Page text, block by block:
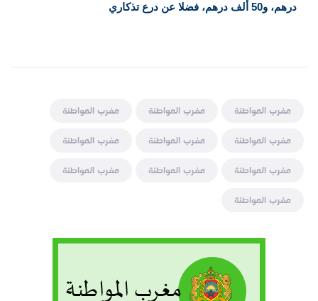
درهم، و50 ألف درهم، فضلا عن درع تذكاري
مغرب المواطنة مغرب المواطنة
مغرب المواطنة
مغرب المواطنة
مغرب المواطنة
مغرب المواطنة
مغرب المواطنة
مغرب المواطنة
مغرب المواطنة
مغرب المواطنة